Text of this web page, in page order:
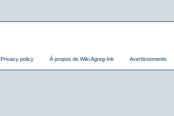
Privacy policy À propos de Wiki Agreg-Ink Avertissements